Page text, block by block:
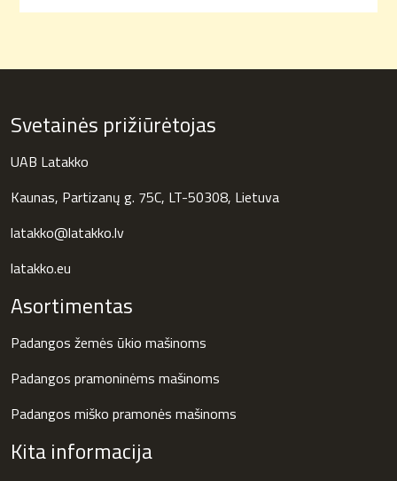
Svetainės prižiūrėtojas
UAB Latakko
Kaunas, Partizanų g. 75C, LT-50308, Lietuva
latakko@latakko.lv
latakko.eu
Asortimentas
Padangos žemės ūkio mašinoms
Padangos pramoninėms mašinoms
Padangos miško pramonės mašinoms
Kita informacija